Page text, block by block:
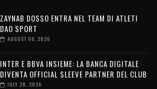
ZAYNAB DOSSO ENTRA NEL TEAM DI ATLETI
DAO SPORT
AUGUST 06, 2026
INTER E BBVA INSIEME: LA BANCA DIGITALE
DIVENTA OFFICIAL SLEEVE PARTNER DEL CLUB
JULY 28, 2026